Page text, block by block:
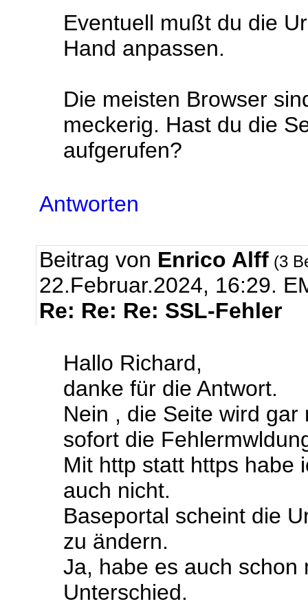
Eventuell mußt du die
Hand anpassen.
Die meisten Browser
meckerig. Hast du die
aufgerufen?
Antworten
Beitrag von Enrico Alff (3
22.Februar.2024, 16:29.
Re: Re: Re: SSL-Fehler
Hallo Richard,
danke für die Antwort.
Nein , die Seite wird
sofort die
Mit http statt https habe
auch nicht.
Baseportal scheint die
zu ändern.
Ja, habe es auch schon
Unterschied.